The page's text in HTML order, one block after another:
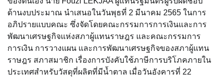
ด้านงบประมาณ นำเสนอในวันพุธที่ 2 มีนาคม 2565 ในการ
อภิปรายแบบคณะ ซึ่งจัดโดยคณะกรรมการการเงินและการ
พัฒนาเศรษฐกิจแห่งสภาผู้แทนราษฎร และคณะกรรมการ
การเงิน การวางแผน และการพัฒนาเศรษฐกิจของสภาผู้แทน
ราษฎร สภาสมาชิก เรื่องการบังคับใช้ภาษีการบริโภคภายใน
ประเทศสำหรับวัสดุที่ผลิตที่มีน้ำตาล เมื่อวันอังคารที่ 22